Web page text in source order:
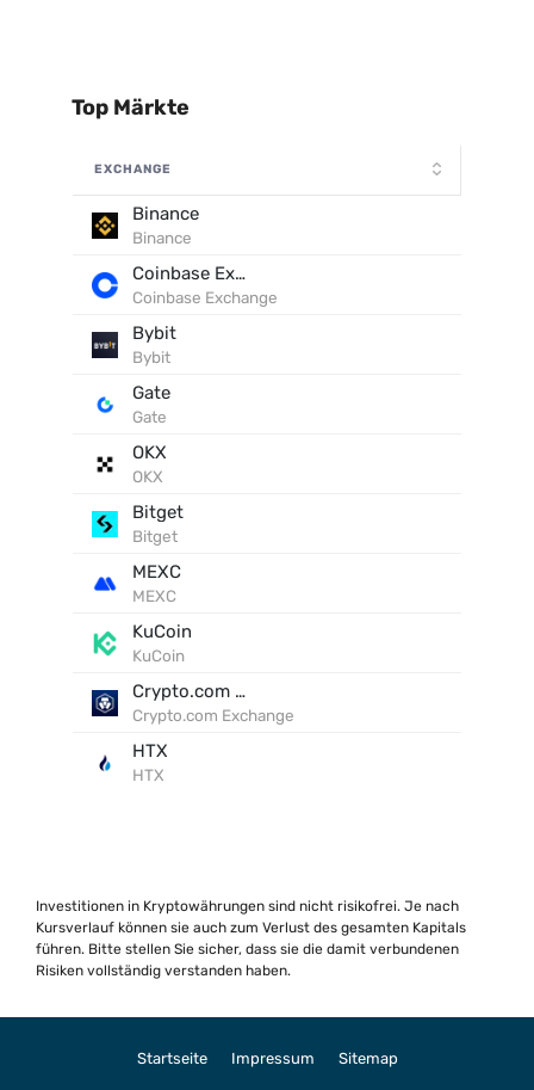
Top Märkte
EXCHANGE
Binance
Binance
Coinbase Exchange
Coinbase Exchange
Bybit
Bybit
Gate
Gate
OKX
OKX
Bitget
Bitget
MEXC
MEXC
KuCoin
KuCoin
Crypto.com Exchange
Crypto.com Exchange
HTX
HTX
Investitionen in Kryptowährungen sind nicht risikofrei. Je nach
Kursverlauf können sie auch zum Verlust des gesamten Kapitals
führen. Bitte stellen Sie sicher, dass sie die damit verbundenen
Risiken vollständig verstanden haben.
Startseite Impressum Sitemap